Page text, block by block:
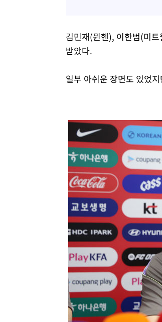
김민재(뮌헨), 이한범(미
받았다.
일부 아쉬운 장면도 있었